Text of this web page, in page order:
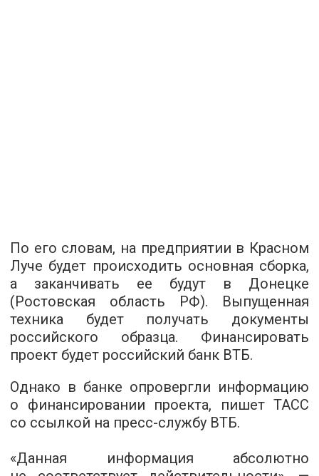
По его словам, на предприятии в Красном
Луче будет происходить основная сборка,
а заканчивать ее будут в Донецке
(Ростовская область РФ). Выпущенная
техника будет получать документы
российского образца. Финансировать
проект будет российский банк ВТБ.
Однако в банке опровергли информацию
о финансировании проекта, пишет ТАСС
со ссылкой на пресс-службу ВТБ.
«Данная информация абсолютно